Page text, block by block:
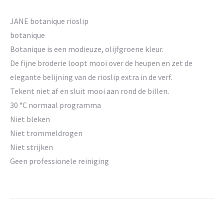
JANE botanique rioslip
botanique
Botanique is een modieuze, olijfgroene kleur.
De fijne broderie loopt mooi over de heupen en zet de
elegante belijning van de rioslip extra in de verf.
Tekent niet af en sluit mooi aan rond de billen.
30 °C normaal programma
Niet bleken
Niet trommeldrogen
Niet strijken
Geen professionele reiniging